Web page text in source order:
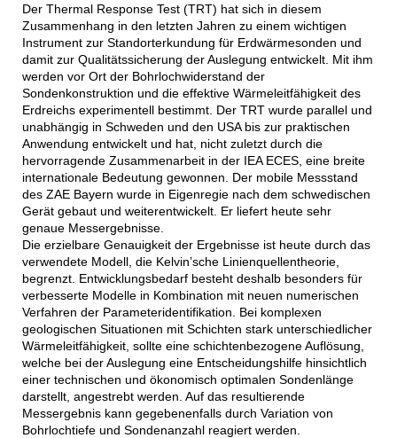
Der Thermal Response Test (TRT) hat sich in diesem
Zusammenhang in den letzten Jahren zu einem wichtigen
Instrument zur Standorterkundung für Erdwärmesonden und
damit zur Qualitätssicherung der Auslegung entwickelt. Mit ihm
werden vor Ort der Bohrlochwiderstand der
Sondenkonstruktion und die effektive Wärmeleitfähigkeit des
Erdreichs experimentell bestimmt. Der TRT wurde parallel und
unabhängig in Schweden und den USA bis zur praktischen
Anwendung entwickelt und hat, nicht zuletzt durch die
hervorragende Zusammenarbeit in der IEA ECES, eine breite
internationale Bedeutung gewonnen. Der mobile Messstand
des ZAE Bayern wurde in Eigenregie nach dem schwedischen
Gerät gebaut und weiterentwickelt. Er liefert heute sehr
genaue Messergebnisse.
Die erzielbare Genauigkeit der Ergebnisse ist heute durch das
verwendete Modell, die Kelvin’sche Linienquellentheorie,
begrenzt. Entwicklungsbedarf besteht deshalb besonders für
verbesserte Modelle in Kombination mit neuen numerischen
Verfahren der Parameteridentifikation. Bei komplexen
geologischen Situationen mit Schichten stark unterschiedlicher
Wärmeleitfähigkeit, sollte eine schichtenbezogene Auflösung,
welche bei der Auslegung eine Entscheidungshilfe hinsichtlich
einer technischen und ökonomisch optimalen Sondenlänge
darstellt, angestrebt werden. Auf das resultierende
Messergebnis kann gegebenenfalls durch Variation von
Bohrlochtiefe und Sondenanzahl reagiert werden.